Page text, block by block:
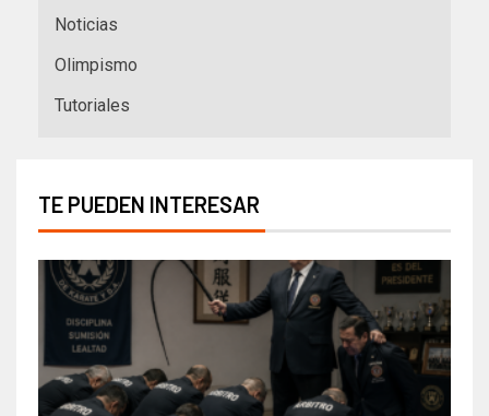
Noticias
Olimpismo
Tutoriales
TE PUEDEN INTERESAR